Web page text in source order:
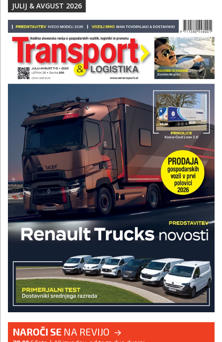
JULIJ & AVGUST 2026
NAROČI SE NA REVIJO